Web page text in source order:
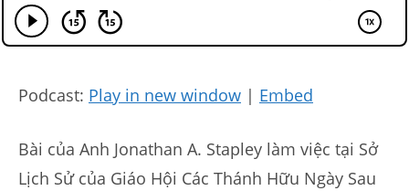
Podcast: Play in new window | Embed
Bài của Anh Jonathan A. Stapley làm việc tại Sở
Lịch Sử của Giáo Hội Các Thánh Hữu Ngày Sau